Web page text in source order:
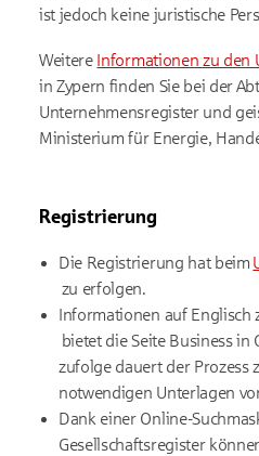
ist jedoch keine juristische
Weitere Informationen zu den
in Zypern finden Sie bei der
Unternehmensregister und
Ministerium für Energie,
Registrierung
Die Registrierung hat beim
zu erfolgen.
Informationen auf Englisch
bietet die Seite Business in
zufolge dauert der Prozess
notwendigen Unterlagen
Dank einer Online-
Gesellschaftsregister